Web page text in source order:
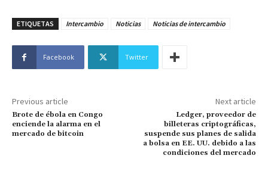
ETIQUETAS Intercambio Noticias Noticias de intercambio
Facebook Twitter
Previous article
Brote de ébola en Congo
enciende la alarma en el
mercado de bitcoin
Next article
Ledger, proveedor de
billeteras criptográficas,
suspende sus planes de salida
a bolsa en EE. UU. debido a las
condiciones del mercado